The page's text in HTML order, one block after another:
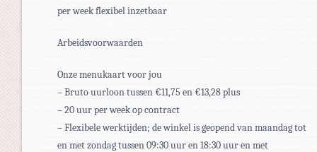
per week flexibel inzetbaar
Arbeidsvoorwaarden
Onze menukaart voor jou
– Bruto uurloon tussen €11,75 en €13,28 plus
– 20 uur per week op contract
– Flexibele werktijden; de winkel is geopend van maandag tot
en met zondag tussen 09:30 uur en 18:30 uur en met